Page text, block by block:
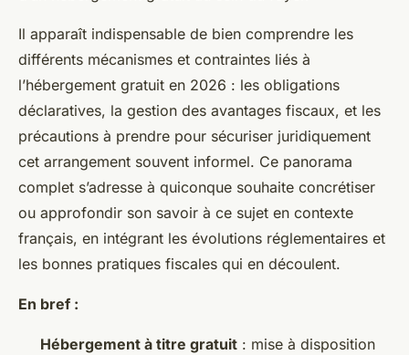
Il apparaît indispensable de bien comprendre les
différents mécanismes et contraintes liés à
l’hébergement gratuit en 2026 : les obligations
déclaratives, la gestion des avantages fiscaux, et les
précautions à prendre pour sécuriser juridiquement
cet arrangement souvent informel. Ce panorama
complet s’adresse à quiconque souhaite concrétiser
ou approfondir son savoir à ce sujet en contexte
français, en intégrant les évolutions réglementaires et
les bonnes pratiques fiscales qui en découlent.
En bref :
Hébergement à titre gratuit : mise à disposition